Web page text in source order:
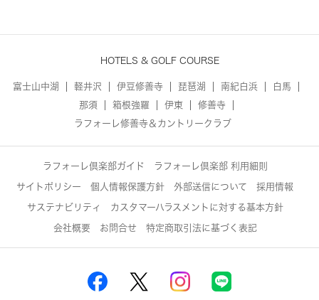
HOTELS & GOLF COURSE
富士山中湖 軽井沢 伊豆修善寺 琵琶湖 南紀白浜
白馬
那須
箱根強羅 伊東
修善寺
ラフォーレ修善寺＆カントリークラブ
ラフォーレ倶楽部ガイド ラフォーレ倶楽部 利用細則
サイトポリシー 個人情報保護方針 外部送信について 採用情報
サステナビリティ カスタマーハラスメントに対する基本方針
会社概要 お問合せ 特定商取引法に基づく表記